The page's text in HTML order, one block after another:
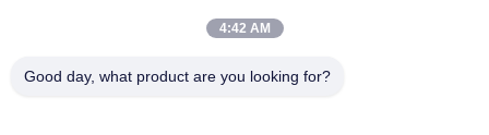
품질 등급, 용접 품질, 감전 품질, 실제 시험 테스트 및 엄격
가 안전하고 신뢰할 수 있는지 확인.
4:42 AM
Good day, what product are you looking for?